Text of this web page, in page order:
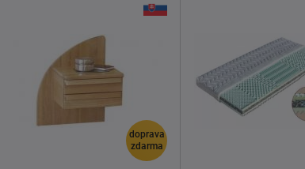
doprava
zdarma